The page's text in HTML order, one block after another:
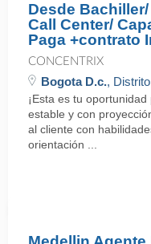
Desde
Call Center/
Paga +contrato
CONCENTRIX
Bogota D.c.,
¡Esta es tu
estable y con
al cliente con
orientación ...